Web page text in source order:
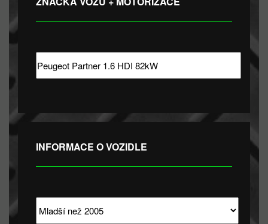
INFORMACE O VOZIDLE